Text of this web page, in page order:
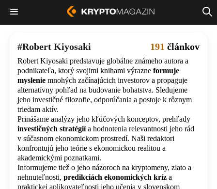
Robert Kiyosaki 191 článkov
Robert Kiyosaki predstavuje globálne známeho autora a
podnikateľa, ktorý svojimi knihami výrazne formuje
myslenie mnohých začínajúcich investorov a propaguje
alternatívny pohľad na budovanie bohatstva. Sledujeme
jeho investičné filozofie, odporúčania a postoje k rôznym
triedam aktív.
Prinášame analýzy jeho kľúčových konceptov, prehľady
investičných stratégiía hodnotenia relevantnosti jeho rád
v súčasnom ekonomickom prostredí. Naši redaktori
konfrontujú jeho teórie s ekonomickou realitou a
akademickými poznatkami.
Informujeme tiež o jeho názoroch na kryptomeny, zlato a
nehnuteľnosti, predikciách ekonomických kríz a
praktickej aplikovateľnosti jeho učenia v slovenskom